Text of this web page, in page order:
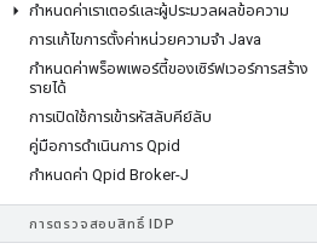
กําหนดค่าเราเตอร์และผู้ประมวลผลข้อความ
การแก้ไขการตั้งค่าหน่วยความจํา Java
กําหนดค่าพร็อพเพอร์ตี้ของเซิร์ฟเวอร์การสร้าง
รายได้
การเปิดใช้การเข้ารหัสลับคีย์ลับ
คู่มือการดำเนินการ Qpid
กำหนดค่า Qpid Broker-J
การตรวจสอบสิทธิ์ IDP